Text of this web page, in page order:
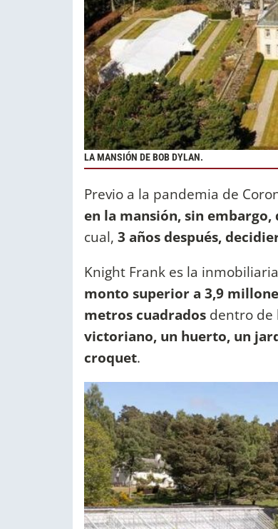
LA MANSIÓN DE BOB DYLAN.
Previo a la pandemia de
en la mansión, sin
cual, 3 años después,
Knight Frank es la
monto superior a 3,9
metros cuadrados dentro de
victoriano, un huerto, un
croquet.